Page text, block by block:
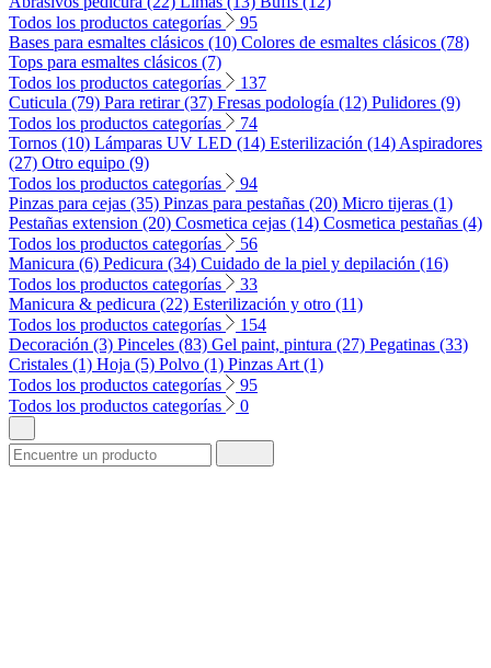
Todos los productos categorías
95
Bases para esmaltes clásicos (10) Colores de esmaltes clásicos (78)
Tops para esmaltes clásicos (7)
Todos los productos categorías
137
Cuticula (79) Para retirar (37) Fresas podología (12) Pulidores (9)
Todos los productos categorías
74
Tornos (10) Lámparas UV LED (14) Esterilización (14) Aspiradores
(27) Otro equipo (9)
Todos los productos categorías
94
Pinzas para cejas (35) Pinzas para pestañas (20) Micro tijeras (1)
Pestañas extension (20) Cosmetica cejas (14) Cosmetica pestañas (4)
Todos los productos categorías
56
Manicura (6) Pedicura (34) Cuidado de la piel y depilación (16)
Todos los productos categorías
33
Manicura & pedicura (22) Esterilización y otro (11)
Todos los productos categorías
154
Decoración (3) Pinceles (83) Gel paint, pintura (27) Pegatinas (33)
Cristales (1) Hoja (5) Polvo (1) Pinzas Art (1)
Todos los productos categorías
95
Todos los productos categorías
0